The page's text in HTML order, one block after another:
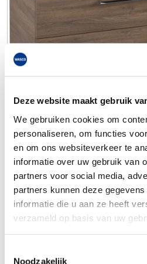
Deze website maakt gebruik
We gebruiken cookies om
personaliseren, om functies
en om ons websiteverkeer te
informatie over uw gebruik van
partners voor social media,
partners kunnen deze
informatie die u aan ze heeft
verzameld op basis van uw
Noodzakelijk